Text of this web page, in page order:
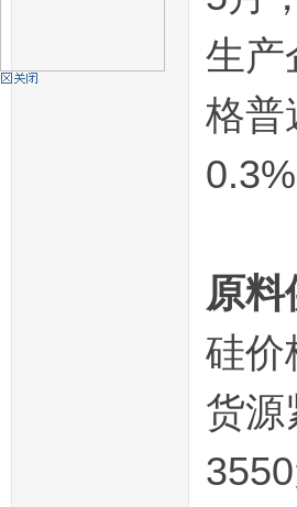
机
生产
格普
原
硅价
货源